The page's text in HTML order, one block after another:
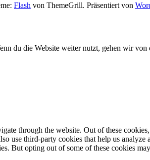
Flash von ThemeGrill. Präsentiert von
du die Website weiter nutzt, gehen wir von
through the website. Out of these
use third-party cookies that help us
But opting out of some of these cookies